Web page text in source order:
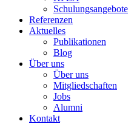
Schulungsangebote
Referenzen
Aktuelles
Publikationen
Blog
Über uns
Über uns
Mitgliedschaften
Jobs
Alumni
Kontakt